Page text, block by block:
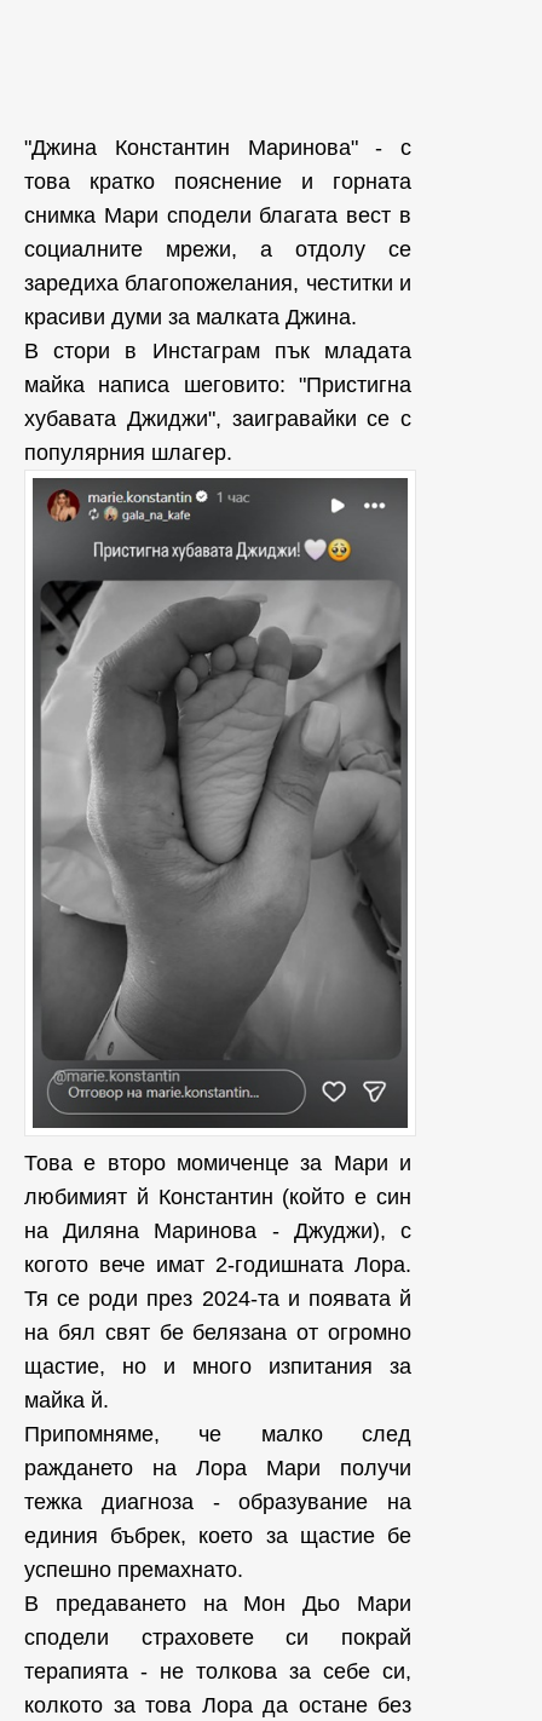
"Джина Константин Маринова" - с
това кратко пояснение и горната
снимка Мари сподели благата вест в
социалните мрежи, а отдолу се
заредиха благопожелания, честитки и
красиви думи за малката Джина.
В стори в Инстаграм пък младата
майка написа шеговито: "Пристигна
хубавата Джиджи", заигравайки се с
популярния шлагер.
Това е второ момиченце за Мари и
любимият й Константин (който е син
на Диляна Маринова - Джуджи), с
когото вече имат 2-годишната Лора.
Тя се роди през 2024-та и появата й
на бял свят бе белязана от огромно
щастие, но и много изпитания за
майка й.
Припомняме, че малко след
раждането на Лора Мари получи
тежка диагноза - образувание на
единия бъбрек, което за щастие бе
успешно премахнато.
В предаването на Мон Дьо Мари
сподели страховете си покрай
терапията - не толкова за себе си,
колкото за това Лора да остане без